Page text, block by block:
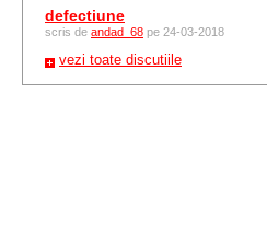
defectiune
scris de andad_68 pe 24-03-2018
vezi toate discutiile